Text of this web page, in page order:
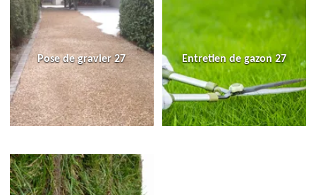
Pose de gravier 27 Entretien de gazon 27